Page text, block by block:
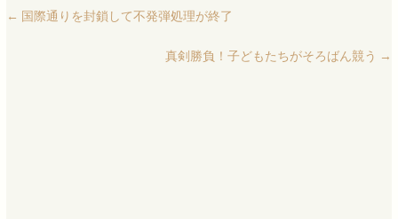
← 国際通りを封鎖して不発弾処理が終了
真剣勝負！子どもたちがそろばん競う →